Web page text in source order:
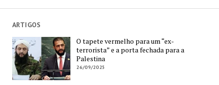
ARTIGOS
O tapete vermelho para um “ex-
terrorista” e a porta fechada para a
Palestina
26/09/2025